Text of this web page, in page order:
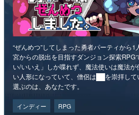
“ぜんめつ”してしまった勇者パーティから
宮からの脱出を目指すダンジョン探索RPG
い/いいえ」しか喋れず、魔法使いは魔法
い人形になっていて、僧侶は██を崇拝し
選ぶのは、あなたです。
インディー RPG